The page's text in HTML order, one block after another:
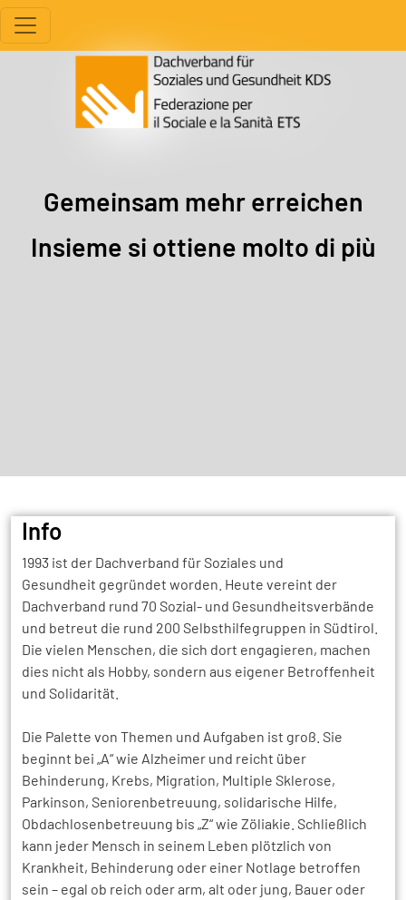
Direkt zum Inhalt
Gemeinsam mehr erreichen
Insieme si ottiene molto di più
Info
1993 ist der Dachverband für Soziales und
Gesundheit gegründet worden. Heute vereint der
Dachverband rund 70 Sozial- und Gesundheitsverbände
und betreut die rund 200 Selbsthilfegruppen in Südtirol.
Die vielen Menschen, die sich dort engagieren, machen
dies nicht als Hobby, sondern aus eigener Betroffenheit
und Solidarität.
Die Palette von Themen und Aufgaben ist groß. Sie
beginnt bei „A“ wie Alzheimer und reicht über
Behinderung, Krebs, Migration, Multiple Sklerose,
Parkinson, Seniorenbetreuung, solidarische Hilfe,
Obdachlosenbetreuung bis „Z“ wie Zöliakie. Schließlich
kann jeder Mensch in seinem Leben plötzlich von
Krankheit, Behinderung oder einer Notlage betroffen
sein – egal ob reich oder arm, alt oder jung, Bauer oder